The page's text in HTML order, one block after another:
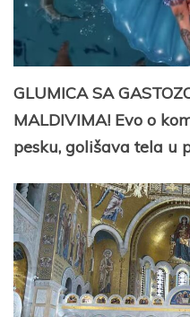
GLUMICA SA
MALDIVIMA! Evo o
pesku, golišava tela u